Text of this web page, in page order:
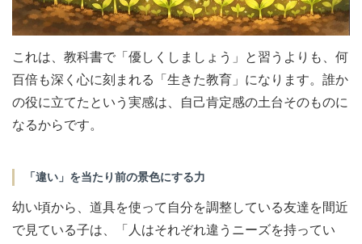
これは、教科書で「優しくしましょう」と習うよりも、何
百倍も深く心に刻まれる「生きた教育」になります。誰か
の役に立てたという実感は、自己肯定感の土台そのものに
なるからです。
「違い」を当たり前の景色にする力
幼い頃から、道具を使って自分を調整している友達を間近
で見ている子は、「人はそれぞれ違うニーズを持ってい